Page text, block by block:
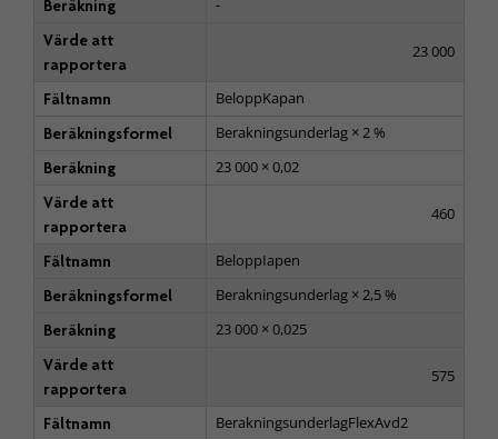
Beräkning
-
Värde att
rapportera
23 000
Fältnamn
BeloppKapan
Beräkningsformel
Berakningsunderlag × 2 %
Beräkning
23 000 × 0,02
Värde att
rapportera
460
Fältnamn
BeloppIapen
Beräkningsformel
Berakningsunderlag × 2,5 %
Beräkning
23 000 × 0,025
Värde att
rapportera
575
Fältnamn
BerakningsunderlagFlexAvd2